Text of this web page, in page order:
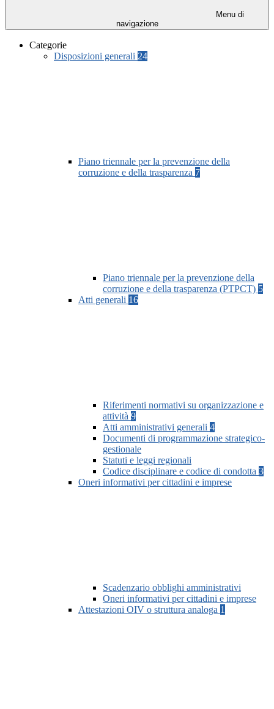
Menu di
navigazione
Categorie
Disposizioni generali 24
Piano triennale per la prevenzione della
corruzione e della trasparenza 7
Piano triennale per la prevenzione della
corruzione e della trasparenza (PTPCT) 5
Atti generali 16
Riferimenti normativi su organizzazione e
attività 9
Atti amministrativi generali 4
Documenti di programmazione strategico-
gestionale
Statuti e leggi regionali
Codice disciplinare e codice di condotta 3
Oneri informativi per cittadini e imprese
Scadenzario obblighi amministrativi
Oneri informativi per cittadini e imprese
Attestazioni OIV o struttura analoga 1